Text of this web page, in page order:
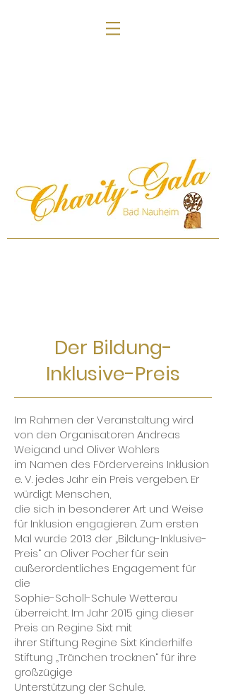
Der Bildung-
Inklusive-Preis
Im Rahmen der Veranstaltung wird
von den Organisatoren Andreas
Weigand und Oliver Wohlers
im Namen des Fördervereins Inklusion
e. V. jedes Jahr ein Preis vergeben. Er
würdigt Menschen,
die sich in besonderer Art und Weise
für Inklusion engagieren. Zum ersten
Mal wurde 2013 der „Bildung-Inklusive-
Preis“ an Oliver Pocher für sein
außerordentliches Engagement für
die
Sophie-Scholl-Schule Wetterau
überreicht. Im Jahr 2015 ging dieser
Preis an Regine Sixt mit
ihrer Stiftung Regine Sixt Kinderhilfe
Stiftung „Tränchen trocknen“ für ihre
großzügige
Unterstützung der Schule.